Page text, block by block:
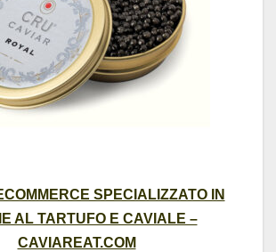
SPECIALIZZATO IN
AL TARTUFO E CAVIALE –
CAVIAREAT.COM